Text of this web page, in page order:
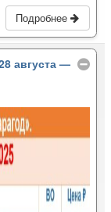
Подробнее
августа —